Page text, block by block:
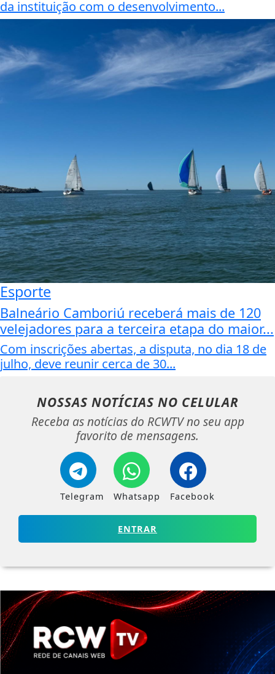
da instituição com o desenvolvimento...
Esporte
Balneário Camboriú receberá mais de 120
velejadores para a terceira etapa do maior...
Com inscrições abertas, a disputa, no dia 18 de
julho, deve reunir cerca de 30...
NOSSAS NOTÍCIAS NO CELULAR
Receba as notícias do RCWTV no seu app
favorito de mensagens.
Telegram Whatsapp Facebook
ENTRAR